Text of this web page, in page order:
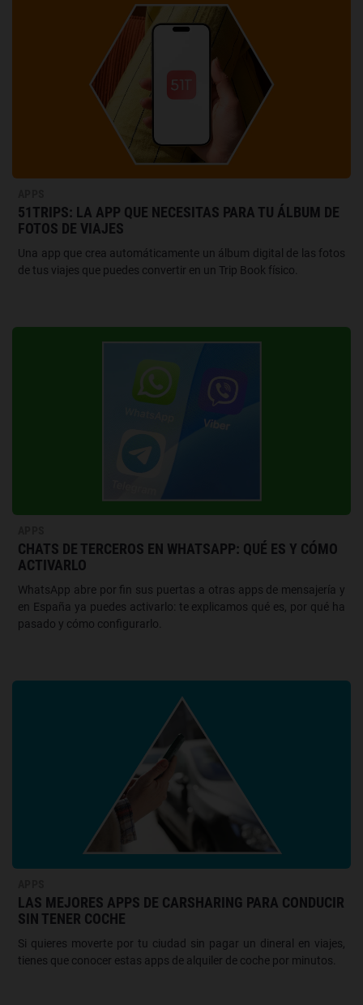
51TRIPS: LA APP QUE NECESITAS PARA TU ÁLBUM DE
FOTOS DE VIAJES
Una app que crea automáticamente un álbum digital de las fotos
de tus viajes que puedes convertir en un Trip Book físico.
CHATS DE TERCEROS EN WHATSAPP: QUÉ ES Y CÓMO
ACTIVARLO
WhatsApp abre por fin sus puertas a otras apps de mensajería y
en España ya puedes activarlo: te explicamos qué es, por qué ha
pasado y cómo configurarlo.
LAS MEJORES APPS DE CARSHARING PARA CONDUCIR
SIN TENER COCHE
Si quieres moverte por tu ciudad sin pagar un dineral en viajes,
tienes que conocer estas apps de alquiler de coche por minutos.